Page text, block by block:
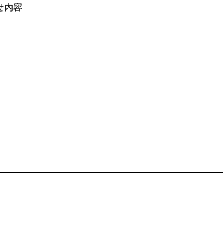
内容